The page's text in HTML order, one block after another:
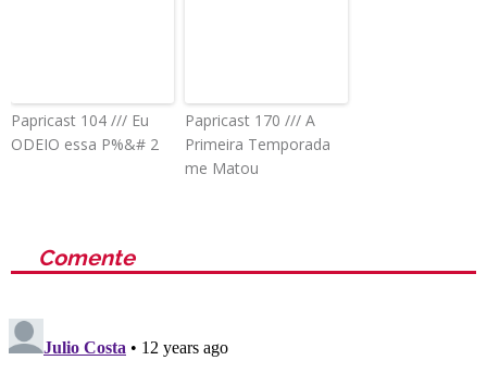
Papricast 104 /// Eu
ODEIO essa P%&# 2
Papricast 170 /// A
Primeira Temporada
me Matou
Comente